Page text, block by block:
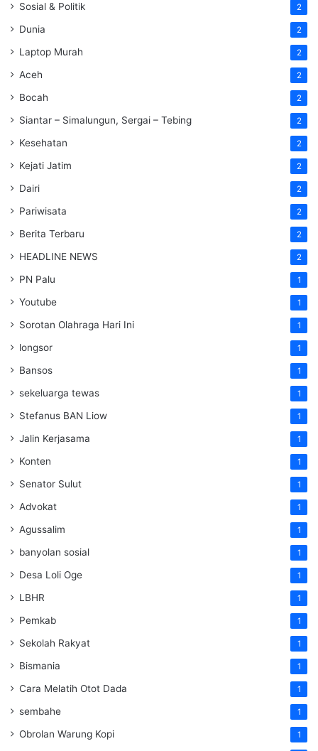
Sosial & Politik 2
Dunia 2
Laptop Murah 2
Aceh 2
Bocah 2
Siantar – Simalungun, Sergai – Tebing 2
Kesehatan 2
Kejati Jatim 2
Dairi 2
Pariwisata 2
Berita Terbaru 2
HEADLINE NEWS 2
PN Palu 1
Youtube 1
Sorotan Olahraga Hari Ini 1
longsor 1
Bansos 1
sekeluarga tewas 1
Stefanus BAN Liow 1
Jalin Kerjasama 1
Konten 1
Senator Sulut 1
Advokat 1
Agussalim 1
banyolan sosial 1
Desa Loli Oge 1
LBHR 1
Pemkab 1
Sekolah Rakyat 1
Bismania 1
Cara Melatih Otot Dada 1
sembahe 1
Obrolan Warung Kopi 1